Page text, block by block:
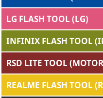
LG FLASH TOOL (LG)
INFINIX FLASH TOOL
RSD LITE TOOL
REALME FLASH TOOL